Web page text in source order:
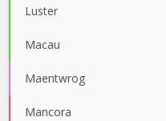
Luster
Macau
Maentwrog
Mancora